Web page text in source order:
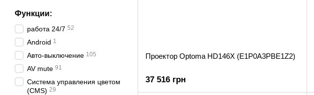
Проектор Optoma HD146X (E1P0A3PBE1Z2)
37 516 грн
Функции:
работа 24/7 52
Android 1
Авто-выключение 105
AV mute 91
Система управления цветом
(CMS) 29